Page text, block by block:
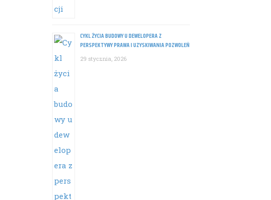
CYKL ŻYCIA BUDOWY U DEWELOPERA Z
PERSPEKTYWY PRAWA I UZYSKIWANIA POZWOLEŃ
29 stycznia, 2026